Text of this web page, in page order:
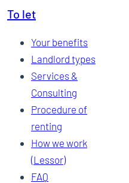
To let
Your benefits
Landlord types
Services &
Consulting
Procedure of
renting
How we work
(Lessor)
FAQ